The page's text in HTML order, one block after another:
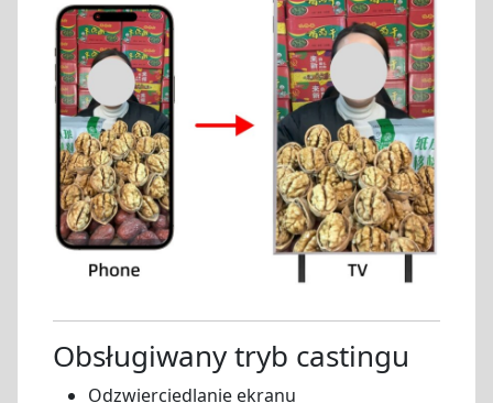
Obsługiwany tryb castingu
Odzwierciedlanie ekranu